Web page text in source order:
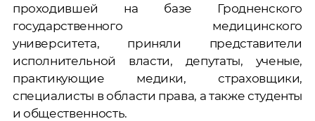
проходившей на базе Гродненского
государственного медицинского
университета, приняли представители
исполнительной власти, депутаты, ученые,
практикующие медики, страховщики,
специалисты в области права, а также студенты
и общественность.